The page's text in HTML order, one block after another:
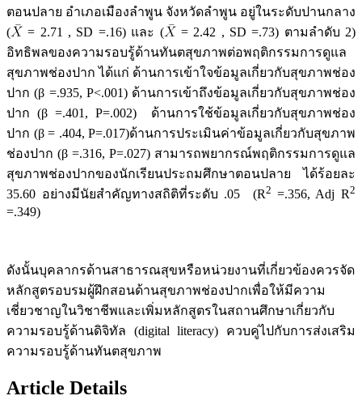
ตอนปลาย อำเภอเมืองลำพูน จังหวัดลำพูน อยู่ในระดับปานกลาง
(
= 2.71 , SD =.16) และ (
= 2.42 , SD =.73) ตามลำดับ 2)
อิทธิพลของความรอบรู้ด้านทันตสุขภาพต่อพฤติกรรมการดูแล
สุขภาพช่องปาก ได้แก่ ด้านการเข้าใจข้อมูลเกี่ยวกับสุขภาพช่อง
ปาก (β =.935, P<.001) ด้านการเข้าถึงข้อมูลเกี่ยวกับสุขภาพช่อง
ปาก (β =.401, P=.002) ด้านการใช้ข้อมูลเกี่ยวกับสุขภาพช่อง
ปาก (β = .404, P=.017)ด้านการประเมินค่าข้อมูลเกี่ยวกับสุขภาพ
ช่องปาก (β =.316, P=.027) สามารถพยากรณ์พฤติกรรมการดูแล
สุขภาพช่องปากของนักเรียนประถมศึกษาตอนปลาย ได้ร้อยละ
35.60 อย่างมีนัยสำคัญทางสถิติที่ระดับ .05 (R2 =.356, Adj R2
=.349)
ดังนั้นบุคลากรด้านสาธารณสุขหรือหน่วยงานที่เกี่ยวข้องควรจัด
หลักสูตรอบรมผู้ฝึกสอนด้านสุขภาพช่องปากเพื่อให้มีความ
เชี่ยวชาญในวิชาชีพและเพิ่มหลักสูตรในสถานศึกษาเกี่ยวกับ
ความรอบรู้ด้านดิจิทัล (digital literacy) ควบคู่ไปกับการส่งเสริม
ความรอบรู้ด้านทันตสุขภาพ
Article Details